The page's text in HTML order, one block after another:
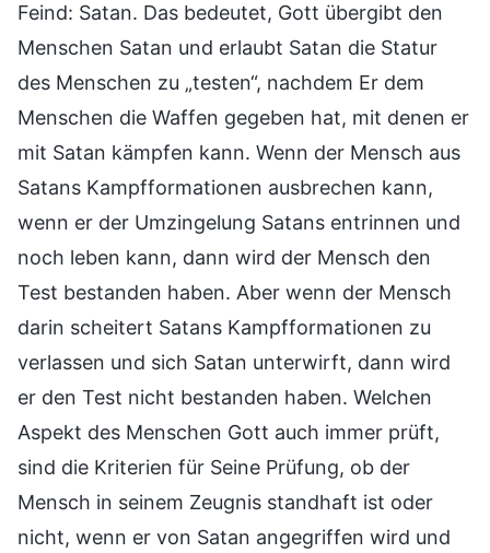
Feind: Satan. Das bedeutet, Gott übergibt den
Menschen Satan und erlaubt Satan die Statur
des Menschen zu „testen“, nachdem Er dem
Menschen die Waffen gegeben hat, mit denen er
mit Satan kämpfen kann. Wenn der Mensch aus
Satans Kampfformationen ausbrechen kann,
wenn er der Umzingelung Satans entrinnen und
noch leben kann, dann wird der Mensch den
Test bestanden haben. Aber wenn der Mensch
darin scheitert Satans Kampfformationen zu
verlassen und sich Satan unterwirft, dann wird
er den Test nicht bestanden haben. Welchen
Aspekt des Menschen Gott auch immer prüft,
sind die Kriterien für Seine Prüfung, ob der
Mensch in seinem Zeugnis standhaft ist oder
nicht, wenn er von Satan angegriffen wird und